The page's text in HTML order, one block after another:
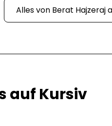
Alles von Berat Hajzeraj
auf Kursiv